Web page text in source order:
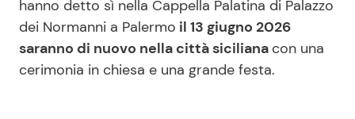
Seguici
hanno detto sì nella Cappella Palatina di Palazzo
dei Normanni a Palermo il 13 giugno 2026
saranno di nuovo nella città siciliana con una
cerimonia in chiesa e una grande festa.